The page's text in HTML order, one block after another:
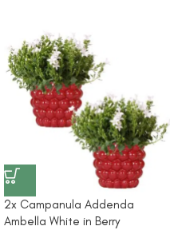
2x Campanula Addenda
Ambella White in Berry